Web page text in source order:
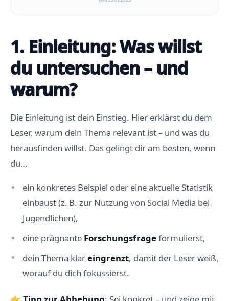
1. Einleitung: Was willst
du untersuchen – und
warum?
Die Einleitung ist dein Einstieg. Hier erklärst du dem
Leser, warum dein Thema relevant ist – und was du
herausfinden willst. Das gelingt dir am besten, wenn
du…
ein konkretes Beispiel oder eine aktuelle Statistik
einbaust (z. B. zur Nutzung von Social Media bei
Jugendlichen),
eine prägnante Forschungsfrageformulierst,
dein Thema klareingrenzt, damit der Leser weiß,
worauf du dich fokussierst.